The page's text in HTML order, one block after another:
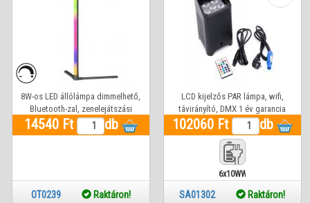
8W-os LED állólámpa dimmelhető,
Bluetooth-zal, zenelejátszási
funkcióval,
14540 Ft db
OT0239 Raktáron!
LCD kijelzős PAR lámpa, wifi,
távirányító, DMX 1 év garancia
102060 Ft db
6x10WW
SA01302 Raktáron!